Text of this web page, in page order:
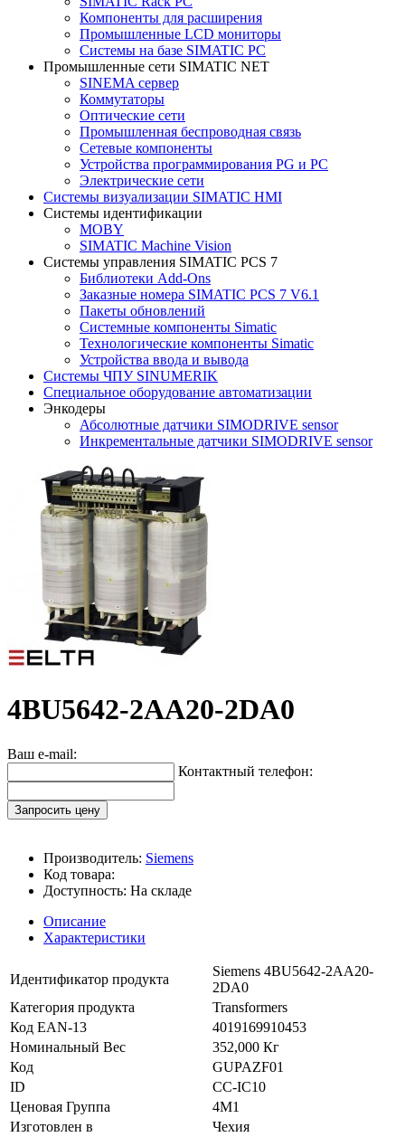
Компоненты для расширения
Промышленные LCD мониторы
Системы на базе SIMATIC PC
Промышленные сети SIMATIC NET
SINEMA сервер
Коммутаторы
Оптические сети
Промышленная беспроводная связь
Сетевые компоненты
Устройства программирования PG и PC
Электрические сети
Системы визуализации SIMATIC HMI
Системы идентификации
MOBY
SIMATIC Machine Vision
Системы управления SIMATIC PCS 7
Библиотеки Add-Ons
Заказные номера SIMATIC PCS 7 V6.1
Пакеты обновлений
Системные компоненты Simatic
Технологические компоненты Simatic
Устройства ввода и вывода
Системы ЧПУ SINUMERIK
Специальное оборудование автоматизации
Энкодеры
Абсолютные датчики SIMODRIVE sensor
Инкрементальные датчики SIMODRIVE sensor
4BU5642-2AA20-2DA0
Ваш e-mail:
Контактный телефон:
Запросить цену
Производитель: Siemens
Код товара:
Доступность: На складе
Описание
Характеристики
Идентификатор продукта
Siemens 4BU5642-2AA20-
2DA0
Категория продукта
Transformers
Код EAN-13
4019169910453
Номинальный Вес
352,000 Кг
Код
GUPAZF01
ID
CC-IC10
Ценовая Группа
4M1
Изготовлен в
Чехия